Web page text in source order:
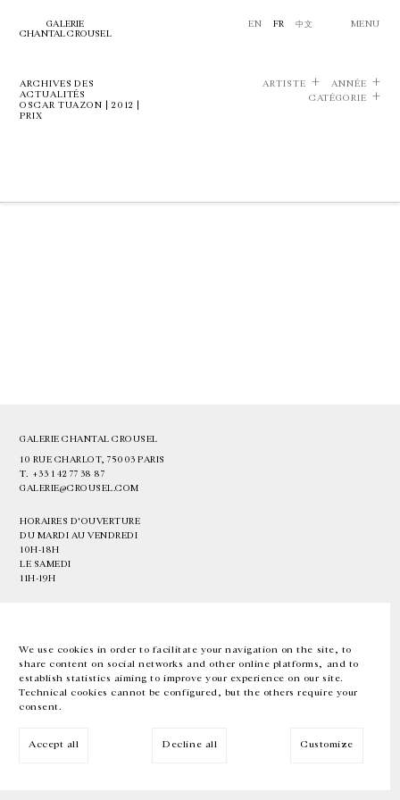
We use cookies in order to facilitate your navigation on the site, to
share content on social networks and other online platforms, and to
establish statistics aiming to improve your experience on our site.
Technical cookies cannot be configured, but the others require your
consent.
Accept all Decline all Customize
GALERIE
CHANTAL CROUSEL
EN FR 中文 MENU
ARCHIVES DES
ACTUALITÉS
OSCAR TUAZON | 2012 |
PRIX
ARTISTE
ANNÉE
CATÉGORIE
GALERIE CHANTAL CROUSEL
10 RUE CHARLOT, 75003 PARIS
T. +33 1 42 77 38 87
GALERIE@CROUSEL.COM
HORAIRES D'OUVERTURE
DU MARDI AU VENDREDI
10H-18H
LE SAMEDI
11H-19H
EN FR 中文 Facebook Instagram
Inscrivez-vous à notre newsletter